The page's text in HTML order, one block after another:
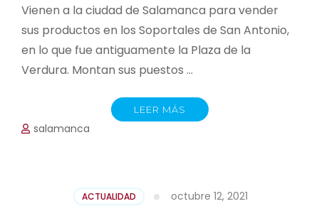
Vienen a la ciudad de Salamanca para vender
sus productos en los Soportales de San Antonio,
en lo que fue antiguamente la Plaza de la
Verdura. Montan sus puestos …
LEER MÁS
salamanca
ACTUALIDAD octubre 12, 2021